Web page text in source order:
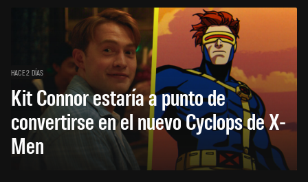
HACE 2 DÍAS
Kit Connor estaría a punto de
convertirse en el nuevo Cyclops de X-
Men